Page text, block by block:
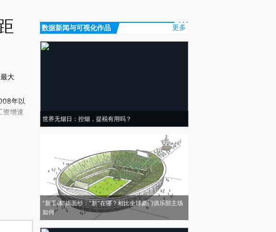
大
和立
年以
资增速
数据新闻与可视化作品 更多
世界无烟日：控烟，提税有用吗？
“新工体”揭面纱：“新”在哪？相比全球豪门俱乐部主场
如何